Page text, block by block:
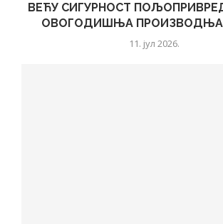
ВЕЋУ СИГУРНОСТ
ОВОГОДИШЊА ПРОИЗВОДЊА
11. јул 2026.